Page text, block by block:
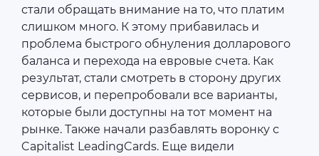
стали обращать внимание на то, что платим
слишком много. К этому прибавилась и
проблема быстрого обнуления долларового
баланса и перехода на евровые счета. Как
результат, стали смотреть в сторону других
сервисов, и перепробовали все варианты,
которые были доступны на тот момент на
рынке. Также начали разбавлять воронку с
Capitalist LeadingCards. Еще видели